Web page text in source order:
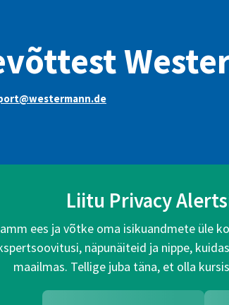
Liitu Privacy
ees ja võtke oma isikuandmete üle
näpunäiteid ja nippe,
maailmas. Tellige juba täna, et olla